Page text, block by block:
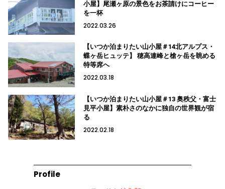
小屋】尾瀬ヶ原の景色をお茶請けにコーヒー
を一杯
2022.03.26
【いつか泊まりたい山小屋＃14北アルプス・
蝶ヶ岳ヒュッテ】 穂高連峰と槍ヶ岳を眺める
特等席へ
2022.03.18
【いつか泊まりたい山小屋＃13 奥秩父・富士
見平小屋】素朴さのなかに独自の世界観が宿
る
2022.02.18
Profile